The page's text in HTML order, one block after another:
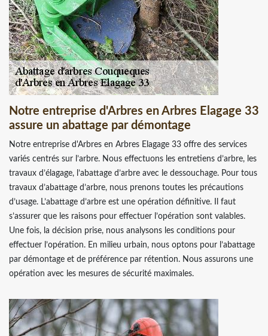
Notre entreprise d'Arbres en Arbres Elagage 33
assure un abattage par démontage
Notre entreprise d'Arbres en Arbres Elagage 33 offre des services
variés centrés sur l’arbre. Nous effectuons les entretiens d’arbre, les
travaux d’élagage, l’abattage d’arbre avec le dessouchage. Pour tous
travaux d’abattage d’arbre, nous prenons toutes les précautions
d’usage. L’abattage d’arbre est une opération définitive. Il faut
s’assurer que les raisons pour effectuer l’opération sont valables.
Une fois, la décision prise, nous analysons les conditions pour
effectuer l’opération. En milieu urbain, nous optons pour l’abattage
par démontage et de préférence par rétention. Nous assurons une
opération avec les mesures de sécurité maximales.